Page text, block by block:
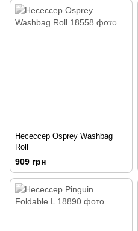
Несессер Osprey Washbag
Roll
909 грн